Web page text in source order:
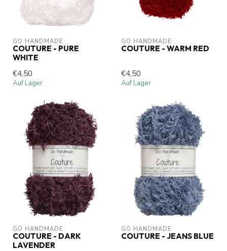
GO HANDMADE
COUTURE - PURE
WHITE
€4,50
Auf Lager
GO HANDMADE
COUTURE - WARM RED
€4,50
Auf Lager
GO HANDMADE
COUTURE - DARK
LAVENDER
GO HANDMADE
COUTURE - JEANS BLUE